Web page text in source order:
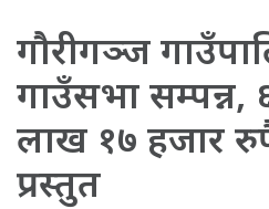
गौरीगञ्ज
गाउँसभा सम्पन्न,
लाख १७ हजार
प्रस्तुत